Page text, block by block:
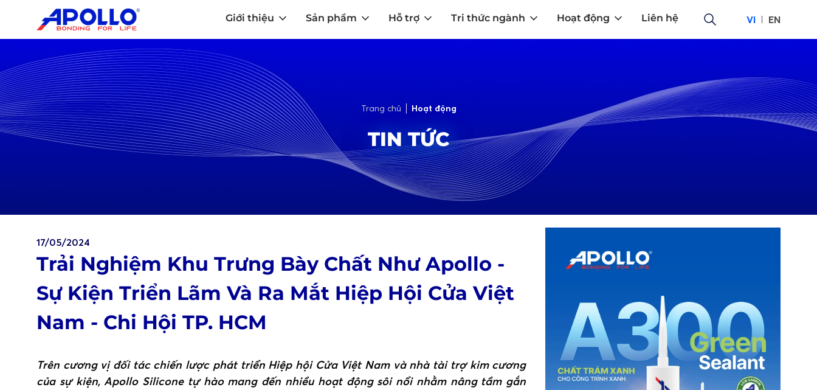
Giới thiệu Sản phẩm Hỗ trợ Tri thức ngành Hoạt động Liên hệ VI EN
Trang chủ Hoạt động
TIN TỨC
17/05/2024
Trải Nghiệm Khu Trưng Bày Chất Như Apollo -
Sự Kiện Triển Lãm Và Ra Mắt Hiệp Hội Cửa Việt
Nam - Chi Hội TP. HCM
Trên cương vị đối tác chiến lược phát triển Hiệp hội Cửa Việt Nam và nhà tài trợ kim cương
của sự kiện, Apollo Silicone tự hào mang đến nhiều hoạt động sôi nổi nhằm nâng tầm gắn